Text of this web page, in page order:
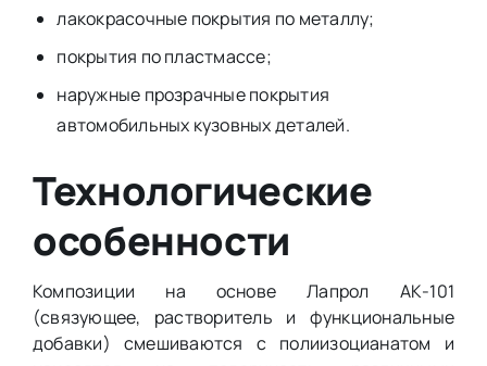
лакокрасочные покрытия по металлу;
покрытия по пластмассе;
наружные прозрачные покрытия
автомобильных кузовных деталей.
Технологические
особенности
Композиции на основе Лапрол АК-101
(связующее, растворитель и функциональные
добавки) смешиваются с полиизоцианатом и